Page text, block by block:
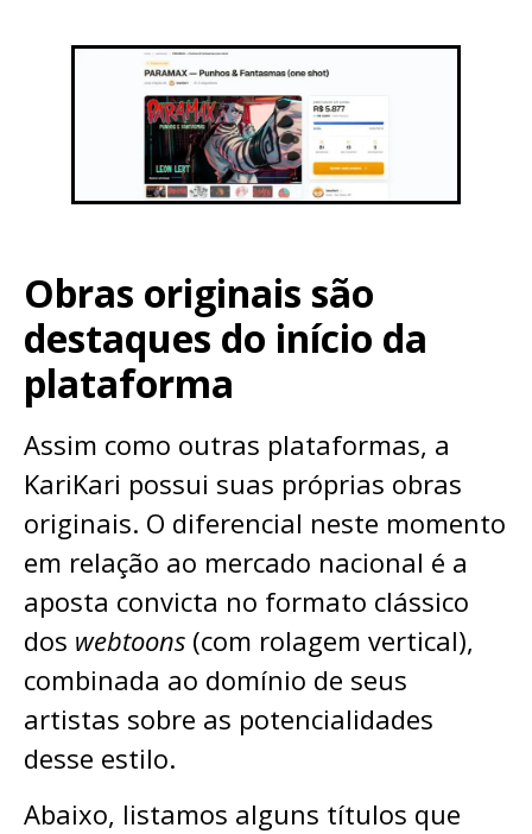
Obras originais são
destaques do início da
plataforma
Assim como outras plataformas, a
KariKari possui suas próprias obras
originais. O diferencial neste momento
em relação ao mercado nacional é a
aposta convicta no formato clássico
dos webtoons (com rolagem vertical),
combinada ao domínio de seus
artistas sobre as potencialidades
desse estilo.
Abaixo, listamos alguns títulos que